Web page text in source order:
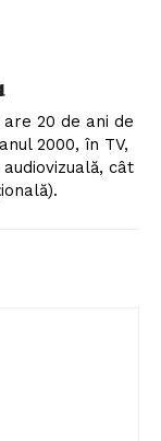
are 20 de ani de
2000, în TV,
cât